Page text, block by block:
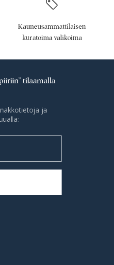
Kauneusammattilaisen
kuratoima valikoima
tilaamalla
ja